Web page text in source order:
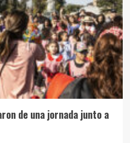
de una jornada junto a